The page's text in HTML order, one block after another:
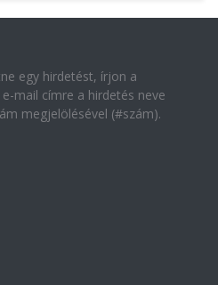
egy hirdetést, írjon a
mail címre a hirdetés neve
megjelölésével (#szám).